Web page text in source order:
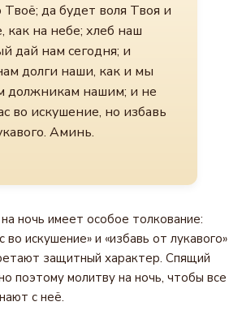
да будет воля Твоя и
как на небе; хлеб наш
дай нам сегодня; и
долги наши, как и мы
должникам нашим; и не
во искушение, но избавь
Аминь.
ночь имеет особое толкование:
во искушение» и «избавь от лукавого»
защитный характер. Спящий
поэтому молитву на ночь, чтобы все
с неё.